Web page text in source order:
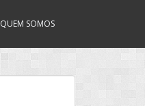
QUEM SOMOS